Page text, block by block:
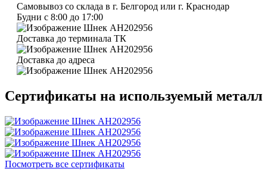
Самовывоз со склада в г. Белгород или г. Краснодар
Будни с 8:00 до 17:00
Доставка до терминала ТК
Доставка до адреса
Сертификаты на используемый металл
Посмотреть все сертификаты